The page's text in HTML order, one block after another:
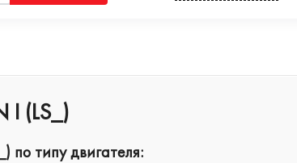
I (LS_)
по типу двигателя: